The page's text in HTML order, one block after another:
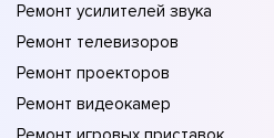
Ремонт усилителей звука
Ремонт телевизоров
Ремонт проекторов
Ремонт видеокамер